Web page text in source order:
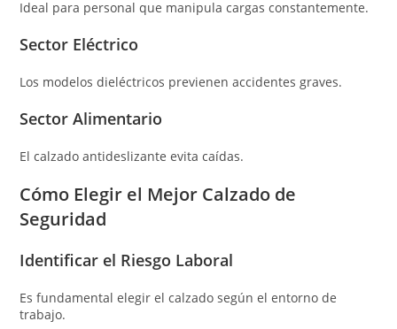
Ideal para personal que manipula cargas constantemente.
Sector Eléctrico
Los modelos dieléctricos previenen accidentes graves.
Sector Alimentario
El calzado antideslizante evita caídas.
Cómo Elegir el Mejor Calzado de
Seguridad
Identificar el Riesgo Laboral
Es fundamental elegir el calzado según el entorno de
trabajo.